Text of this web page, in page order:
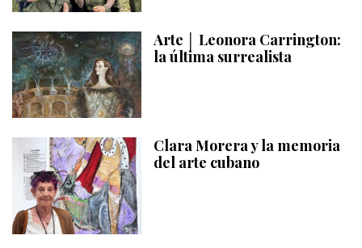
Arte │ Leonora Carrington:
la última surrealista
Clara Morera y la memoria
del arte cubano